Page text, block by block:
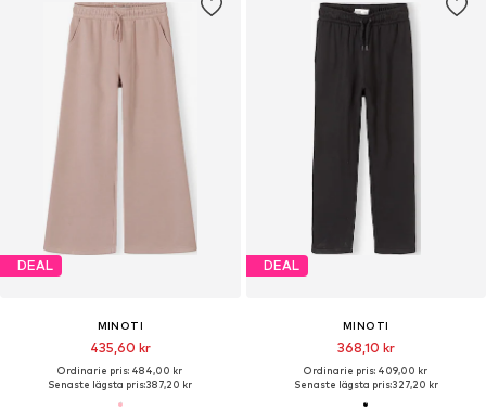
DEAL
MINOTI
435,60 kr
Ordinarie pris: 484,00 kr
Senaste lägsta pris:387,20 kr
DEAL
MINOTI
368,10 kr
Ordinarie pris: 409,00 kr
Senaste lägsta pris:327,20 kr